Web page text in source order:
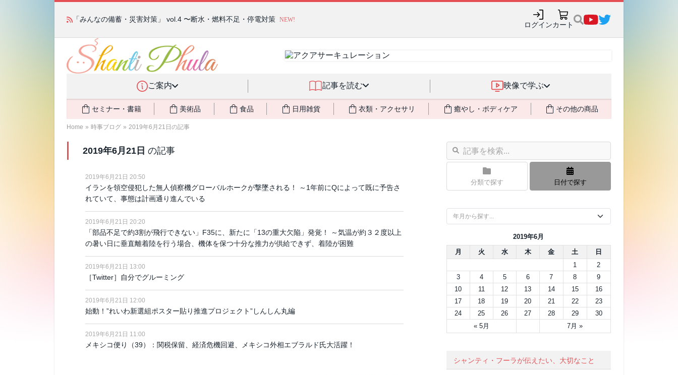
「みんなの備蓄・災害対策」 vol.4 〜断水・燃料不足・停電対策 NEW!
ログインカート
ご案内 記事を読む 映像で学ぶ
セミナー・書籍 美術品 食品 日用雑貨 衣類・アクセサリ 癒やし・ボディケア その他の商品
Home » 時事ブログ » 2019年6月21日の記事
2019年6月21日 の記事
2019年6月21日 20:50
イランを領空侵犯した無人偵察機グローバルホークが撃墜される！ ～1年前にQによって既に予告さ
れていて、事態は計画通り進んでいる
2019年6月21日 20:20
「部品不足で約3割が飛行できない」F35に、新たに「13の重大欠陥」発覚！ ～気温が約３２度以上
の暑い日に垂直離着陸を行う場合、機体を保つ十分な推力が供給できず、着陸が困難
2019年6月21日 13:00
［Twitter］自分でグルーミング
2019年6月21日 12:00
始動！”れいわ新選組ポスター貼り推進プロジェクト”しんしん丸編
2019年6月21日 11:00
メキシコ便り（39）：関税保留、経済危機回避、メキシコ外相エブラルド氏大活躍！
分類で探す 日付で探す
2019年6月
月
火 水 木 金 土 日
« 5月 7月 »
1
2
3
4 5 6 7 8
9
10
11 12 13 14 15
16
17
18 19 20 21 22
23
24
25 26 27 28 29 30
シャンティ・フーラが伝えたい、大切なこと